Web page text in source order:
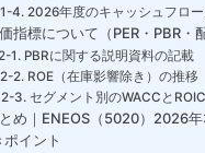
4. 2026年度のキャッシュフロー
指標について（PER・PBR・
1. PBRに関する説明資料の記載
2. ROE（在庫影響除き）の推移
3. セグメント別のWACCとROIC
め｜ENEOS（5020）2026年
ポイント